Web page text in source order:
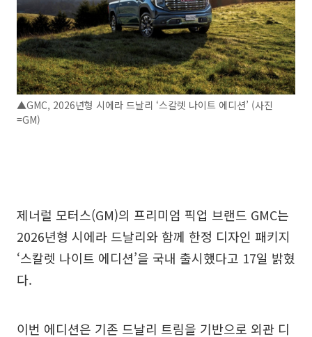
▲GMC, 2026년형 시에라 드날리 ‘스칼렛 나이트 에디션’ (사진
=GM)
제너럴 모터스(GM)의 프리미엄 픽업 브랜드 GMC는
2026년형 시에라 드날리와 함께 한정 디자인 패키지
‘스칼렛 나이트 에디션’을 국내 출시했다고 17일 밝혔
다.
이번 에디션은 기존 드날리 트림을 기반으로 외관 디